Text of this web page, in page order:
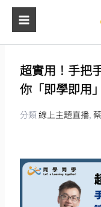
超實用！手把
你「即學即用」
分類線上主題直播,